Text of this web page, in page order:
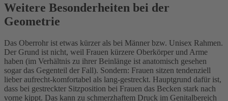
Weitere Besonderheiten bei der
Geometrie
Das Oberrohr ist etwas kürzer als bei Männer bzw. Unisex Rahmen.
Der Grund ist nicht, weil Frauen kürzere Oberkörper und Arme
haben (im Verhältnis zu ihrer Beinlänge ist anatomisch gesehen
sogar das Gegenteil der Fall). Sondern: Frauen sitzen tendenziell
lieber aufrecht-komfortabel als lang-gestreckt. Hauptgrund dafür ist,
dass bei gestreckter Sitzposition bei Frauen das Becken stark nach
vorne kippt. Das kann zu schmerzhaftem Druck im Genitalbereich